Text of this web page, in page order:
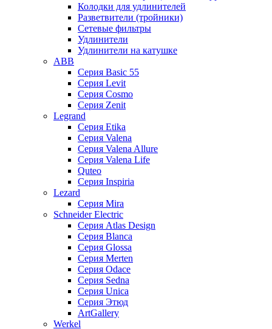
Колодки для удлинителей
Разветвители (тройники)
Сетевые фильтры
Удлинители
Удлинители на катушке
ABB
Серия Basic 55
Серия Levit
Серия Cosmo
Серия Zenit
Legrand
Серия Etika
Серия Valena
Серия Valena Allure
Серия Valena Life
Quteo
Серия Inspiria
Lezard
Серия Mira
Schneider Electric
Серия Atlas Design
Серия Blanca
Серия Glossa
Серия Merten
Серия Odace
Серия Sedna
Серия Unica
Серия Этюд
ArtGallery
Werkel